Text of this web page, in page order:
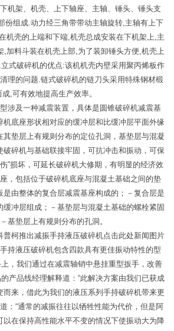
机架、机壳、上下轴座、主轴、锤头、锤头支
份组成.动力经三角带带动主轴旋转,主轴有上下
机壳的上端和下端,机壳总成安装在下机架上,主
,加料斗装在机壳上部,为了装卸锤头方便,机壳上
式破碎机的优点:该机机壳内壁采用聚丙烯板作
理的问题.链式破碎机的链刀头采用特殊钢材椴
成,可有效地提高生产效率。
涉及一种减震装置，具体是圆锥破碎机减震基
机底座形状相对应的缓冲层和比缓冲层平面外缘
其垫层上有规则分布的定位孔洞，基垫层与混凝
破碎机与基础联接牢固，可抗冲击和振动，可保
”损坏，可延长破碎机大修期，有明显的经济效
，包括位于破碎机底座与混凝土基础之间的垫
是由整体的复合层减震基座构成的；－复合层是
缓冲层组成；－基垫层与混凝土基础的螺栓紧固
基垫层上有规则分布的孔洞。
普柯推出减振手持液压破碎机点击此处新闻图片
持液压破碎机包含四款具有更佳振动特性的型
，我们通过在减震轴销中悬挂重型扳手，改善
产品线经理解释道：“此解决方案由我们已获成
而来，借此为我们的液压系列手持破碎机带来更
：“通常的减振往往以牺牲性能为代价，但是阿
以在保持高性能水平不变的情况下使振动大为降